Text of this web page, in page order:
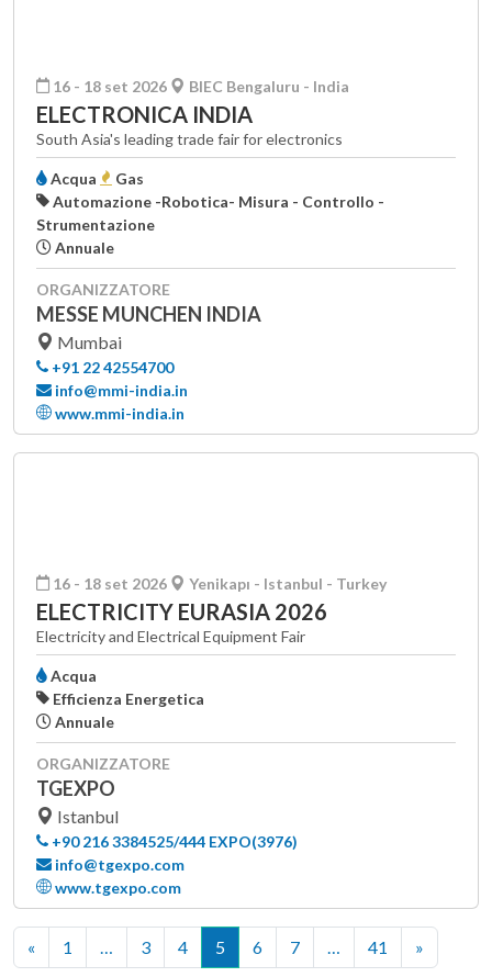
16 - 18 set 2026 BIEC Bengaluru - India
ELECTRONICA INDIA
South Asia's leading trade fair for electronics
Acqua
Gas
Automazione -Robotica- Misura - Controllo -
Strumentazione
Annuale
ORGANIZZATORE
MESSE MUNCHEN INDIA
Mumbai
+91 22 42554700
info@mmi-india.in
www.mmi-india.in
16 - 18 set 2026 Yenikapı - Istanbul - Turkey
ELECTRICITY EURASIA 2026
Electricity and Electrical Equipment Fair
Acqua
Efficienza Energetica
Annuale
ORGANIZZATORE
TGEXPO
Istanbul
+90 216 3384525/444 EXPO(3976)
info@tgexpo.com
www.tgexpo.com
« 1 … 3 4 5 6 7 … 41 »